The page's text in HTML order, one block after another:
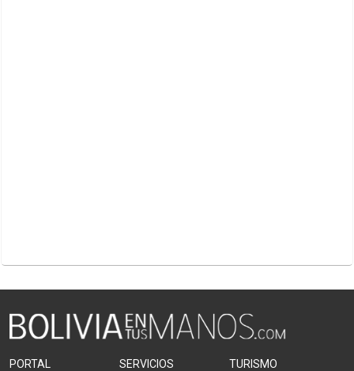
PORTAL SERVICIOS TURISMO